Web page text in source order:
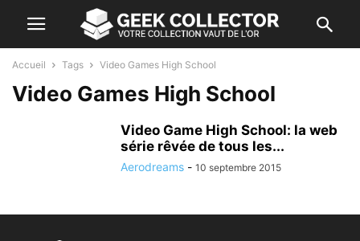
Accueil Tags Video Games High School
Video Games High School
Video Game High School: la web
série rêvée de tous les...
Aerodreams - 10 septembre 2015